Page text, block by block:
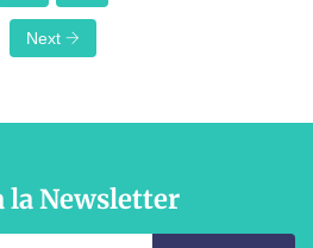
Next
la Newsletter